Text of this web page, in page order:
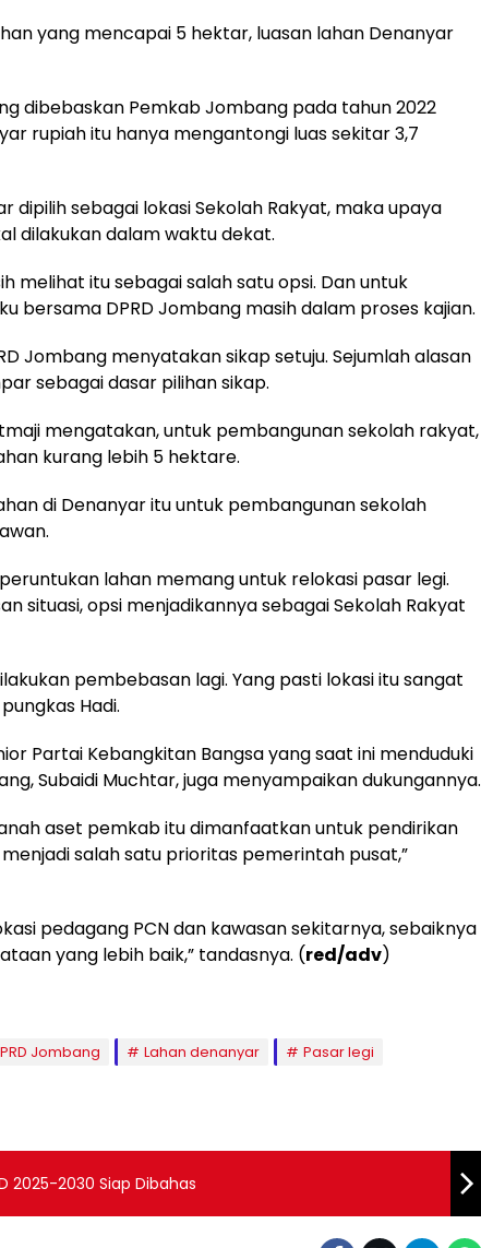
yang mencapai 5 hektar, luasan lahan Denanyar
dibebaskan Pemkab Jombang pada tahun 2022
rupiah itu hanya mengantongi luas sekitar 3,7
dipilih sebagai lokasi Sekolah Rakyat, maka upaya
dilakukan dalam waktu dekat.
melihat itu sebagai salah satu opsi. Dan untuk
bersama DPRD Jombang masih dalam proses kajian.
Jombang menyatakan sikap setuju. Sejumlah alasan
sebagai dasar pilihan sikap.
mengatakan, untuk pembangunan sekolah rakyat,
kurang lebih 5 hektare.
di Denanyar itu untuk pembangunan sekolah
lahan memang untuk relokasi pasar legi.
situasi, opsi menjadikannya sebagai Sekolah Rakyat
pembebasan lagi. Yang pasti lokasi itu sangat
Hadi.
Partai Kebangkitan Bangsa yang saat ini menduduki
Subaidi Muchtar, juga menyampaikan dukungannya.
aset pemkab itu dimanfaatkan untuk pendirikan
salah satu prioritas pemerintah pusat,”
pedagang PCN dan kawasan sekitarnya, sebaiknya
yang lebih baik,” tandasnya. (red/adv)
Jombang Lahan denanyar
Pasar legi
2025-2030 Siap Dibahas